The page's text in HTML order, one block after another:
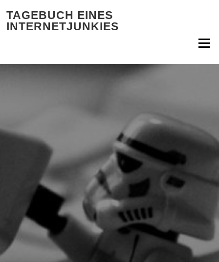
TAGEBUCH EINES
INTERNETJUNKIES
Menü